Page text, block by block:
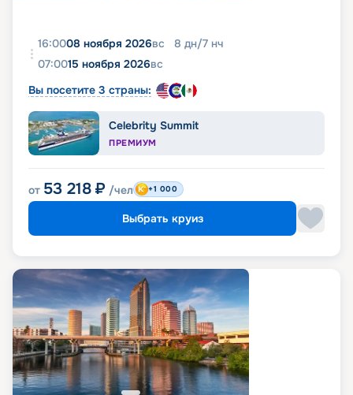
16:0008 ноября 2026вс 8 дн/7 нч
07:0015 ноября 2026вс
Вы посетите 3 страны:
Celebrity Summit
ПРЕМИУМ
от 53 218 ₽ /чел +1 000
Выбрать круиз